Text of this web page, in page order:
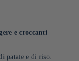
e croccanti
patate e di riso.